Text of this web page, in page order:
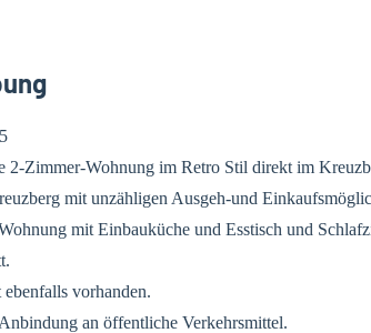
2-Zimmer-Wohnung im Retro Stil direkt im
mit unzähligen Ausgeh-und
mit Einbauküche und Esstisch und
ebenfalls vorhanden.
an öffentliche Verkehrsmittel.